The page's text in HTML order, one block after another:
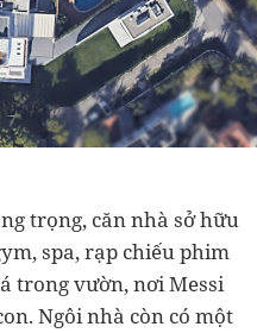
trọng, căn nhà sở hữu
spa, rạp chiếu phim
trong vườn, nơi Messi
Ngôi nhà còn có một